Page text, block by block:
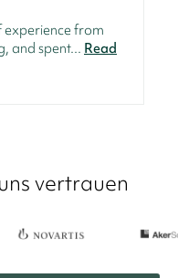
experience from
and spent... Read
vertrauen